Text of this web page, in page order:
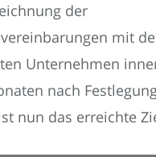
der
mit
Unternehmen
nach
nun das erreichte